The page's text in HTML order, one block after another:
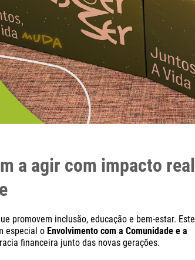
a agir com impacto real
promovem inclusão, educação e bem-estar. Este
especial o Envolvimento com a Comunidade e a
financeira junto das novas gerações.